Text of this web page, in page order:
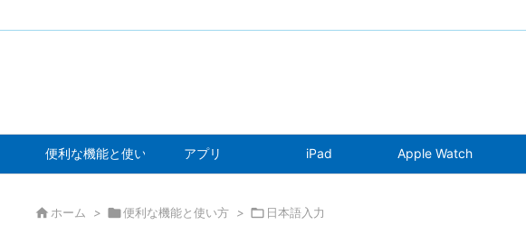
便利な機能と使い方 アプリ iPad Apple Watch
 ホーム > 便利な機能と使い方 >  日本語入力